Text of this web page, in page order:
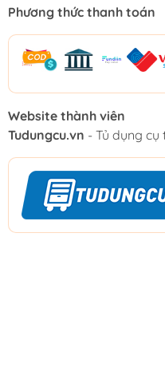
Phương thức thanh toán
Website thành viên
Tudungcu.vn - Tủ dụng